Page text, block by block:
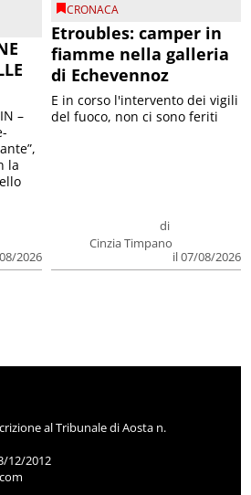
2026
–
la
CRONACA
Etroubles: camper in
fiamme nella galleria
di Echevennoz
di
Cinzia Timpano
il 07/08/2026
E in corso l'intervento dei vigili
del fuoco, non ci sono feriti
al Tribunale di Aosta n.
12/2012